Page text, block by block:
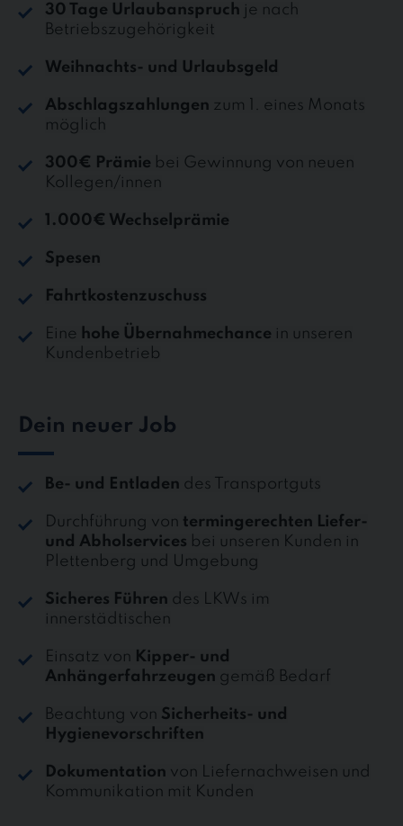
30 Tage Urlaubanspruch je nach
Betriebszugehörigkeit
Weihnachts- und Urlaubsgeld
Abschlagszahlungen zum 1. eines Monats
möglich
300€ Prämie bei Gewinnung von neuen
Kollegen/innen
1.000€ Wechselprämie
Spesen
Fahrtkostenzuschuss
Eine hohe Übernahmechance in unseren
Kundenbetrieb
Dein neuer Job
Be- und Entladen des Transportguts
Durchführung von termingerechten Liefer-
und Abholservices bei unseren Kunden in
Plettenberg und Umgebung
Sicheres Führen des LKWs im
innerstädtischen
Einsatz von
Kipper- und
Anhängerfahrzeugen gemäß Bedarf
Beachtung von Sicherheits- und
Hygienevorschriften
Dokumentation von Liefernachweisen und
Kommunikation mit Kunden